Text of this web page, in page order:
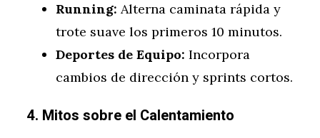
Running: Alterna caminata rápida y
trote suave los primeros 10 minutos.
Deportes de Equipo: Incorpora
cambios de dirección y sprints cortos.
4. Mitos sobre el Calentamiento